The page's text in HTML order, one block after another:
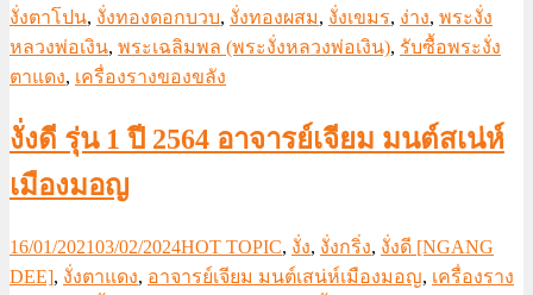
งั่งตาโปน, งั่งทองดอกบวบ, งั่งทองผสม, งั่งเขมร, ง่าง, พระงั่ง
หลวงพ่อเงิน, พระเฉลิมพล (พระงั่งหลวงพ่อเงิน), รับซื้อพระงั่ง
ตาแดง, เครื่องรางของขลัง
งั่งดี รุ่น 1 ปี 2564 อาจารย์เจียม มนต์สเน่ห์
เมืองมอญ
16/01/202103/02/2024HOT TOPIC, งั่ง, งั่งกริ่ง, งั่งดี [NGANG
DEE], งั่งตาแดง, อาจารย์เจียม มนต์เสน่ห์เมืองมอญ, เครื่องราง